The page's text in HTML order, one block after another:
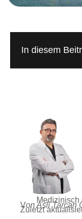
In diesem
Medizinisch
Von Asli Tarcan
Zuletzt